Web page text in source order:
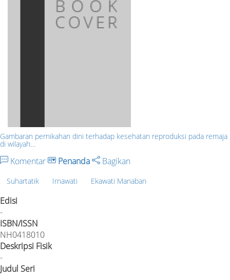
Gambaran pernikahan dini terhadap kesehatan reproduksi pada remaja
di wilayah…
Komentar Penanda Bagikan
Suhartatik Irnawati Ekawati Manaban
Edisi
-
ISBN/ISSN
NH0418010
Deskripsi Fisik
-
Judul Seri